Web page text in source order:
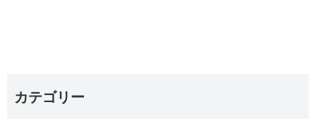
カテゴリー